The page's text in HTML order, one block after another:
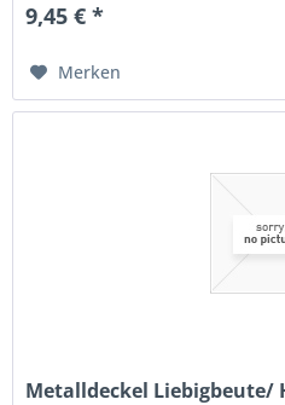
9,45 € *
Merken
Metalldeckel Liebigbeute/